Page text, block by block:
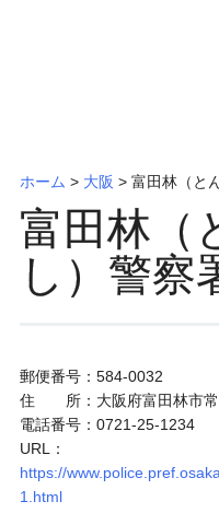
ホーム > 大阪 > 富田林（と
富田林（
し）警察
郵便番号：584-0032
住 所：大阪府富田林市常
電話番号：0721-25-1234
URL：
https://
1.html